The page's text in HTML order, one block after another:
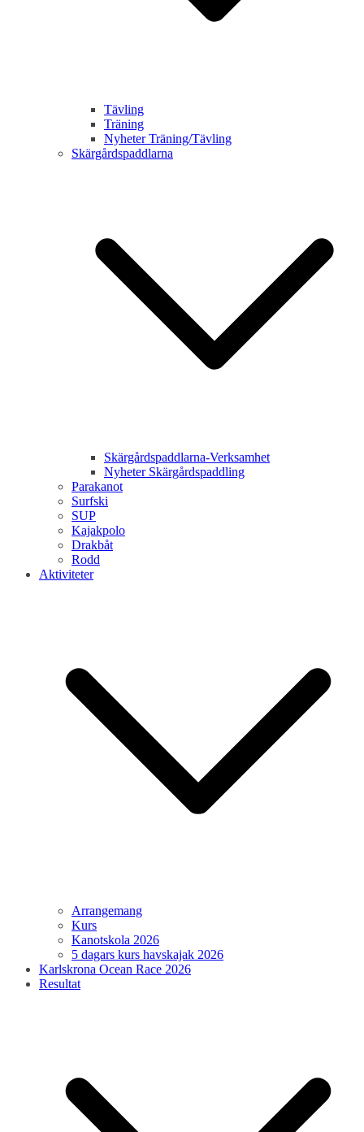
Tävling
Träning
Nyheter Träning/Tävling
Skärgårdspaddlarna
Skärgårdspaddlarna-Verksamhet
Nyheter Skärgårdspaddling
Parakanot
Surfski
SUP
Kajakpolo
Drakbåt
Rodd
Aktiviteter
Arrangemang
Kurs
Kanotskola 2026
5 dagars kurs havskajak 2026
Karlskrona Ocean Race 2026
Resultat